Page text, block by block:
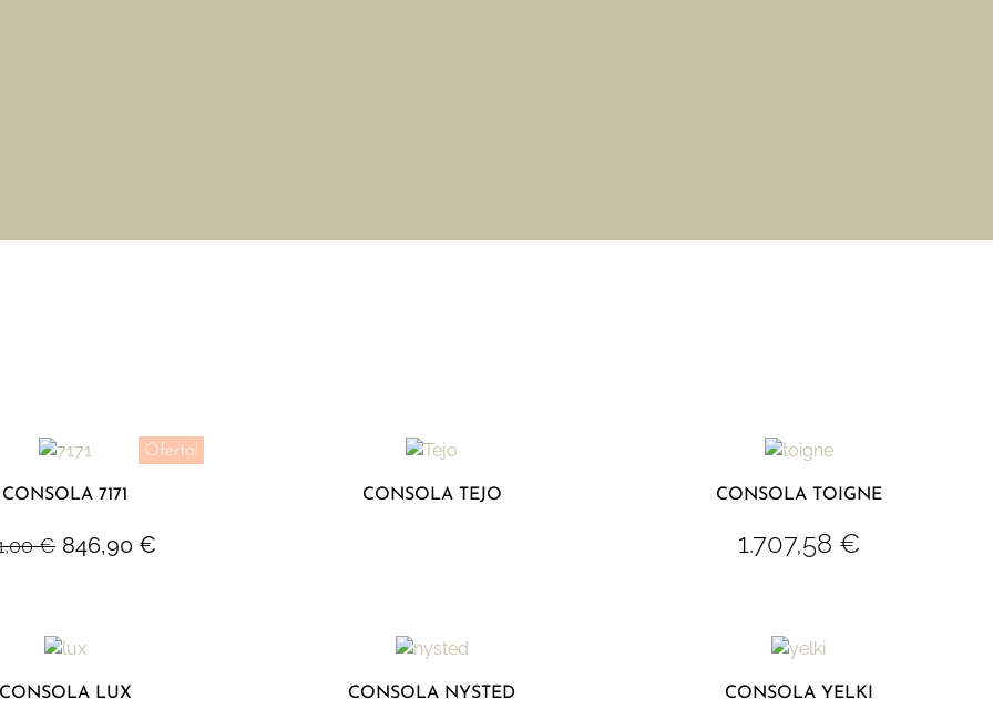
Oferta!
CONSOLA 7171
€ 846,90 €
CONSOLA TEJO CONSOLA TOIGNE
1.707,58 €
CONSOLA LUX CONSOLA NYSTED CONSOLA YELKI